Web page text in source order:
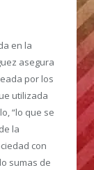
en la
asegura
por los
utilizada
“lo que se
la
con
sumas de